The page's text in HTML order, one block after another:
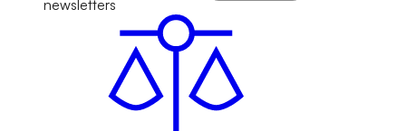
newsletters